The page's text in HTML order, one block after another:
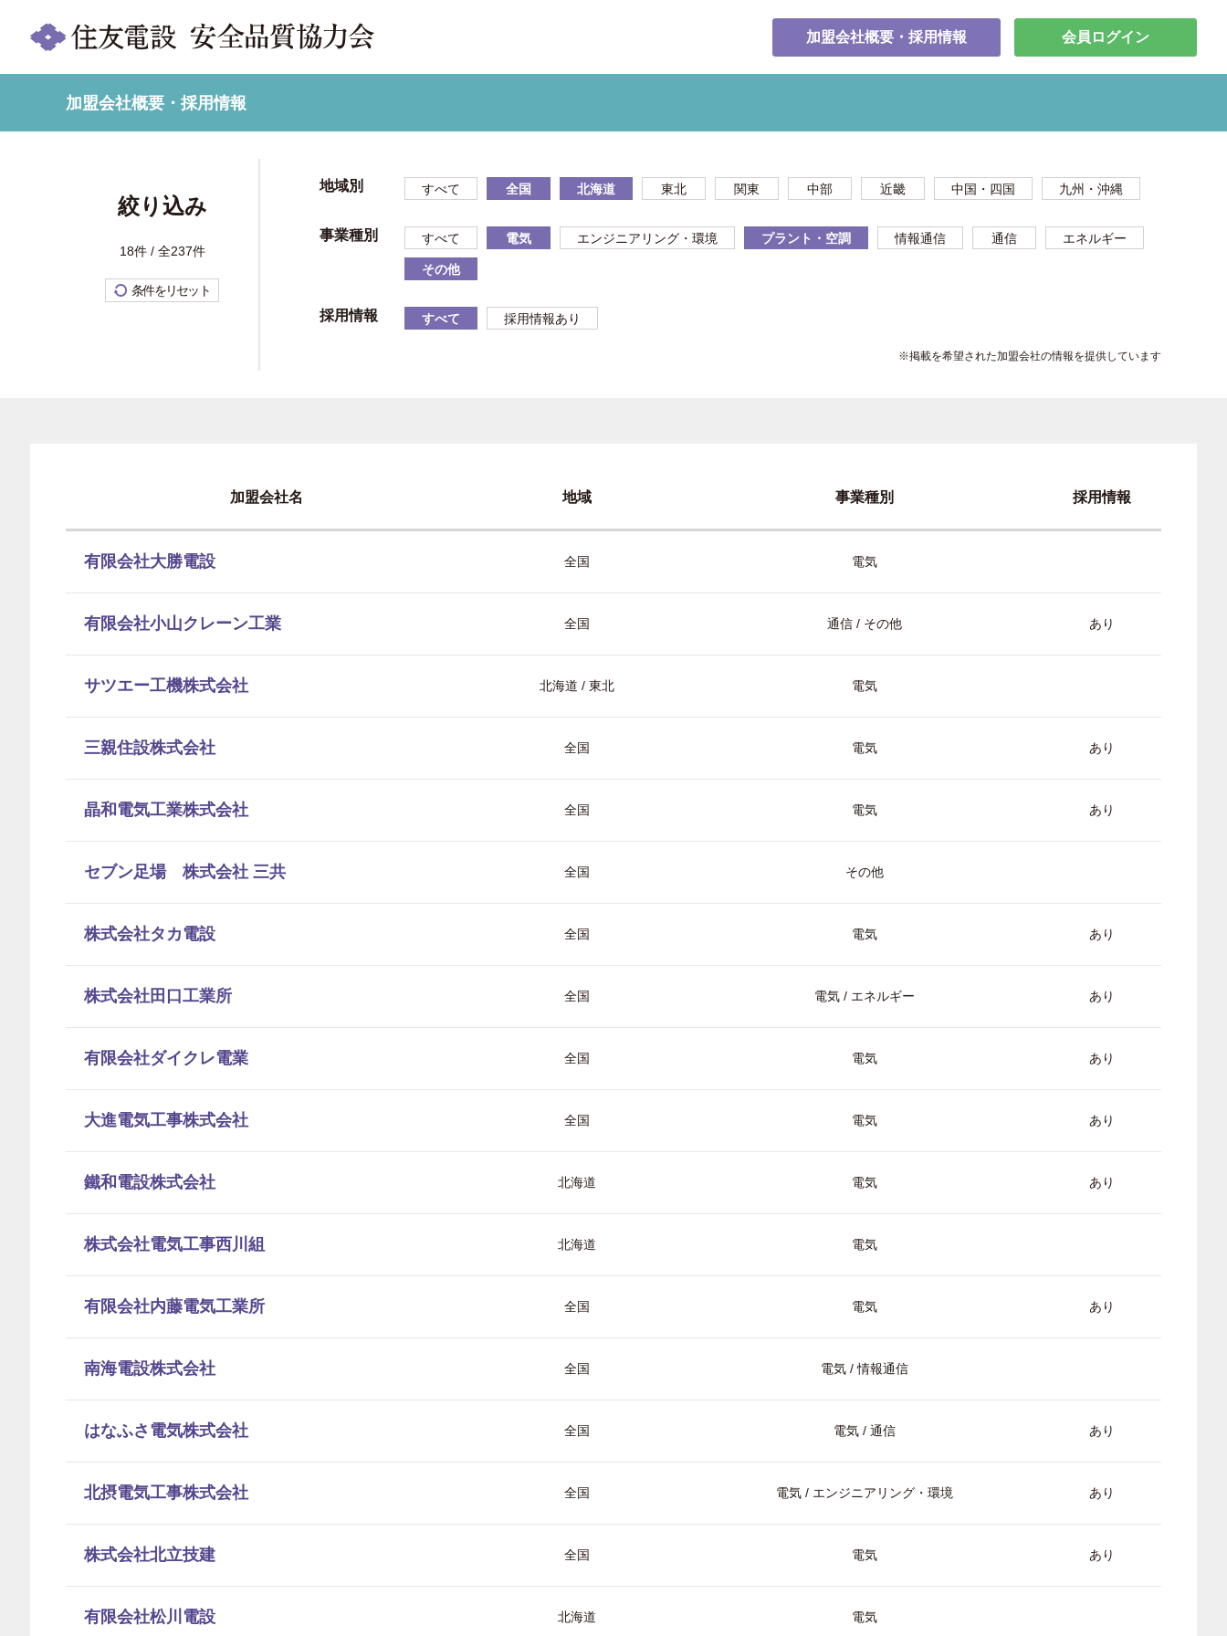
加盟会社概要・採用情報 会員ログイン
加盟会社概要・採用情報
絞り込み
18件 / 全237件
条件をリセット
地域別 すべて 全国 北海道 東北 関東 中部 近畿 中国・四国 九州・沖縄
事業種別 すべて 電気 エンジニアリング・環境 プラント・空調 情報通信 通信 エネルギー
その他
採用情報 すべて 採用情報あり
※掲載を希望された加盟会社の情報を提供しています
加盟会社名 地域 事業種別 採用情報
有限会社大勝電設 全国 電気
有限会社小山クレーン工業 全国 通信 / その他 あり
サツエー工機株式会社 北海道 / 東北 電気
三親住設株式会社 全国 電気 あり
晶和電気工業株式会社 全国 電気 あり
セブン足場 株式会社 三共 全国 その他
株式会社タカ電設 全国 電気 あり
株式会社田口工業所 全国 電気 / エネルギー あり
有限会社ダイクレ電業 全国 電気 あり
大進電気工事株式会社 全国 電気 あり
鐵和電設株式会社 北海道 電気 あり
株式会社電気工事西川組 北海道 電気
有限会社内藤電気工業所 全国 電気 あり
南海電設株式会社 全国 電気 / 情報通信
はなふさ電気株式会社 全国 電気 / 通信 あり
北摂電気工事株式会社 全国 電気 / エンジニアリング・環境 あり
株式会社北立技建 全国 電気 あり
有限会社松川電設 北海道 電気